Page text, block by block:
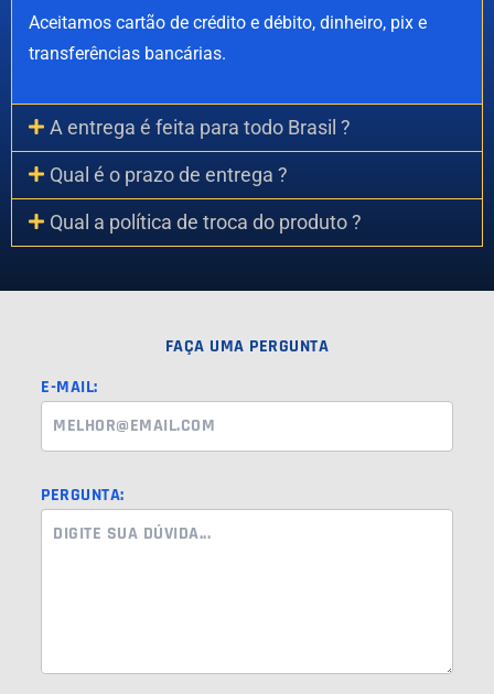
Aceitamos cartão de crédito e débito, dinheiro, pix e
transferências bancárias.
A entrega é feita para todo Brasil ?
Qual é o prazo de entrega ?
Qual a política de troca do produto ?
FAÇA UMA PERGUNTA
E-MAIL:
PERGUNTA: